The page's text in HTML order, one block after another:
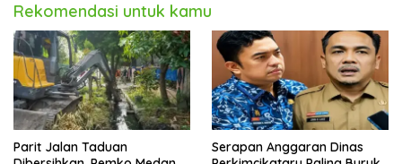
Rekomendasi untuk kamu
Parit Jalan Taduan
Serapan Anggaran Dinas